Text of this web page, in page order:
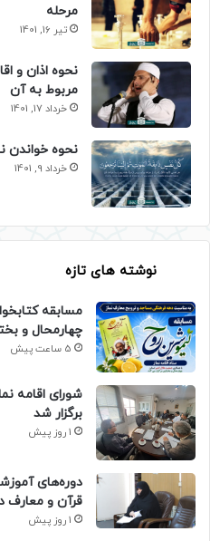
مرحله
تیر 16, 1401
نحوه اذان و
مربوط به آن
خرداد 17, 1401
نحوه خواندن
خرداد 9, 1401
نوشته های تازه
مسابقه
چهارمحال و
5 ساعت پیش
شورای اقامه
برگزار شد
1 روز پیش
دوره‌های
قرآن و معارف
1 روز پیش